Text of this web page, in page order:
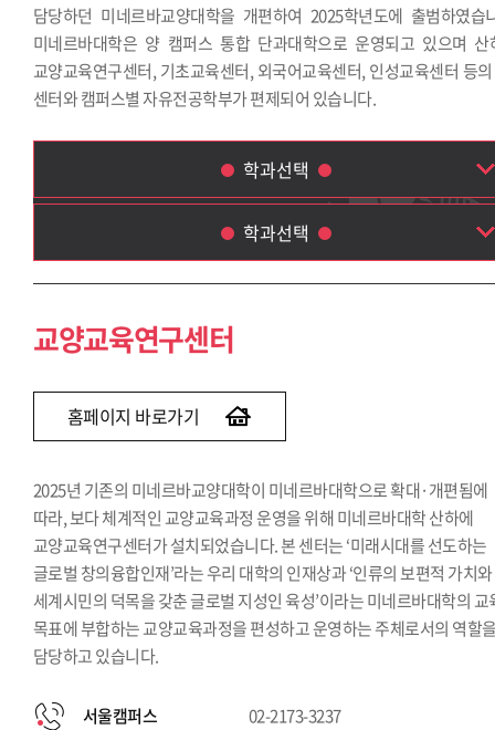
담당하던 미네르바교양대학을 개편하여 2025학년도에 출범하였습
미네르바대학은 양 캠퍼스 통합 단과대학으로 운영되고 있으며 산
교양교육연구센터, 기초교육센터, 외국어교육센터, 인성교육센터 등
센터와 캠퍼스별 자유전공학부가 편제되어 있습니다.
학과선택
학과선택
교양교육연구센터
외국어교육센터
자유전공학부
교양교육연구센터
홈페이지 바로가기
2025년 기존의 미네르바교양대학이 미네르바대학으로 확대·개편됨에
따라, 보다 체계적인 교양교육과정 운영을 위해 미네르바대학 산하에
교양교육연구센터가 설치되었습니다. 본 센터는 ‘미래시대를 선도하는
글로벌 창의융합인재’라는 우리 대학의 인재상과 ‘인류의 보편적 가치와
세계시민의 덕목을 갖춘 글로벌 지성인 육성’이라는 미네르바대학의 교
목표에 부합하는 교양교육과정을 편성하고 운영하는 주체로서의 역할
담당하고 있습니다.
서울캠퍼스 02-2173-3237